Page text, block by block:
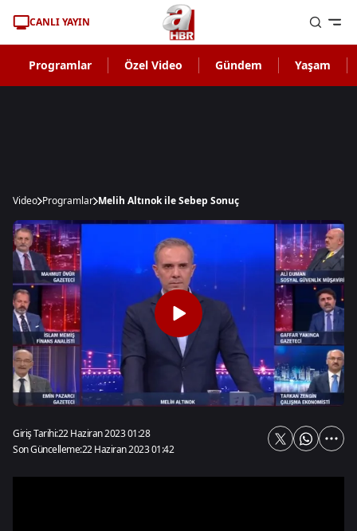
CANLI YAYIN
Programlar Özel Video Gündem Yaşam
Video Programlar Melih Altınok ile Sebep Sonuç
Giriş Tarihi:22 Haziran 2023 01:28
Son Güncelleme:22 Haziran 2023 01:42